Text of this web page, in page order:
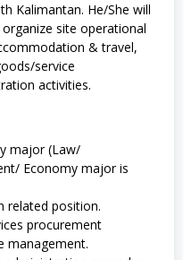
Kalimantan. He/She will
site operational
& travel,
service
activities.
major (Law/
Economy major is
related position.
procurement
management.